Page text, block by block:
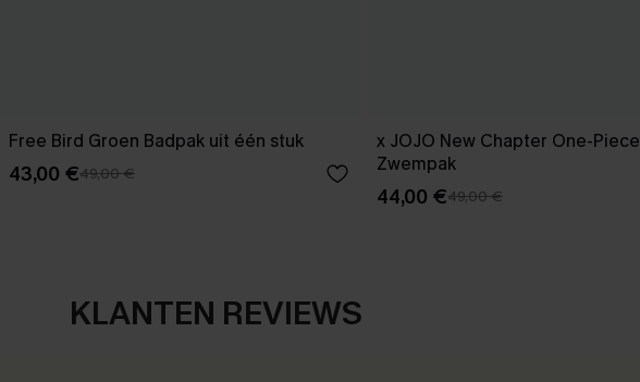
Free Bird Groen Badpak uit één stuk
43,00 €49,00 €
x JOJO New Chapter One-Piece
Zwempak
44,00 €49,00 €
KLANTEN REVIEWS